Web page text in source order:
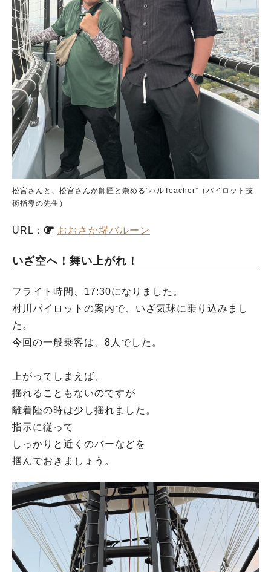
松宮さんと、松宮さんが師匠と崇める”ハルTeacher”（パイロット技
術指導の先生）
URL： おおさか堺バルーン
いざ空へ！舞い上がれ！
フライト時間、17:30になりました。
村川パイロットの案内で、いざ気球に乗り込みまし
た。
今回の一般乗客は、8人でした。
上がってしまえば、
揺れることもないのですが
離着陸の時は少し揺れました。
指示に従って
しっかりと近くのバーなどを
掴んでおきましょう。